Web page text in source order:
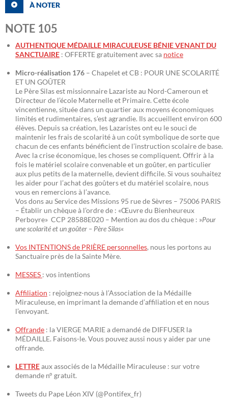
À NOTER
NOTE 105
AUTHENTIQUE MÉDAILLE MIRACULEUSE BÉNIE VENANT DU
SANCTUAIRE : OFFERTE gratuitement avec sa notice
Micro-réalisation 176 – Chapelet et CB : POUR UNE SCOLARITÉ
ET UN GOÛTER
Le Père Silas est missionnaire Lazariste au Nord-Cameroun et
Directeur de l’école Maternelle et Primaire. Cette école
vincentienne, située dans un quartier aux moyens économiques
limités et rudimentaires, s’est agrandie. Ils accueillent environ 600
élèves. Depuis sa création, les Lazaristes ont eu le souci de
maintenir les frais de scolarité à un coût symbolique de sorte que
chacun de ces enfants bénéficient de l’instruction scolaire de base.
Avec la crise économique, les choses se compliquent. Offrir à la
fois le matériel scolaire convenable et un goûter, en particulier
aux plus petits de la maternelle, devient difficile. Si vous souhaitez
les aider pour l’achat des goûters et du matériel scolaire, nous
vous en remercions à l’avance.
Vos dons au Service des Missions 95 rue de Sèvres – 75006 PARIS
– Établir un chèque à l’ordre de : «Œuvre du Bienheureux
Perboyre» CCP 28588E020 – Mention au dos du chèque : »Pour
une scolarité et un goûter – Père Silas«
Vos INTENTIONS de PRIÈRE personnelles, nous les portons au
Sanctuaire près de la Sainte Mère.
MESSES : vos intentions
Affiliation : rejoignez-nous à l’Association de la Médaille
Miraculeuse, en imprimant la demande d’affiliation et en nous
l’envoyant.
Offrande : la VIERGE MARIE a demandé de DIFFUSER la
MÉDAILLE. Faisons-le. Vous pouvez aussi nous y aider par une
offrande.
LETTREaux associés de la Médaille Miraculeuse : sur votre
demande n° gratuit.
Tweets du Pape Léon XIV (@Pontifex_fr)